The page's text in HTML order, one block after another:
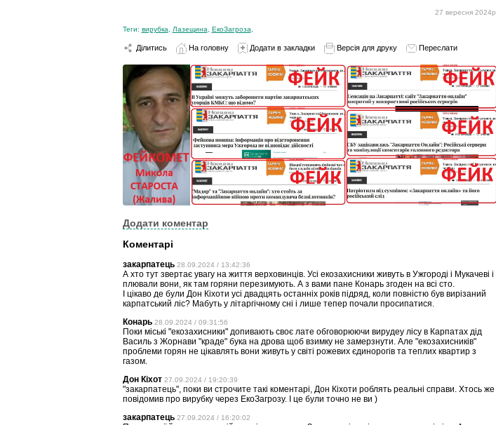
27 вересня 2024р.
Теги: вирубка Лазещина ЕкоЗагроза
Ділитись На головну Додати в закладки Версія для друку Переслати
Додати коментар
Коментарі
закарпатець 28.09.2024 / 13:42:36
А хто тут звертає увагу на життя верховинців. Усі екозахисники живуть в Ужгороді і Мукачеві і
плювали вони, як там горяни перезимують. А з вами пане Конарь згоден на всі сто.
І цікаво де були Дон Кіхоти усі двадцять останніх років підряд, коли повністю був вирізаний
карпатський ліс? Мабуть у літаргічному сні і лише тепер почали просипатися.
Конарь 28.09.2024 / 09:31:56
Поки міські "екозахисники" допивають своє лате обговорюючи вирудеу лісу в Карпатах дід
Василь з Жорнави "краде" бука на дрова щоб взимку не замерзнути. Але "екозахисників"
проблеми горян не цікавлять вони живуть у світі рожевих єдинорогів та теплих квартир з
газом.
Дон Кіхот 27.09.2024 / 19:20:39
"закарпатець", поки ви строчите такі коментарі, Дон Кіхоти роблять реальні справи. Хтось же
повідомив про вирубку через ЕкоЗагрозу. І це були точно не ви )
закарпатець 27.09.2024 / 16:20:02